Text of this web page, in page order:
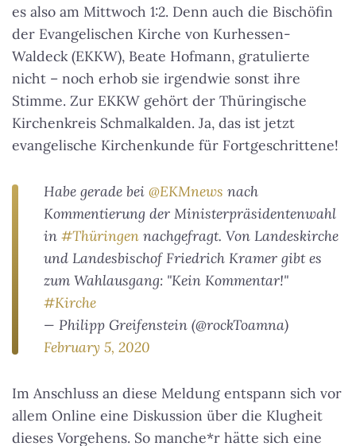
es also am Mittwoch 1:2. Denn auch die Bischöfin
der Evangelischen Kirche von Kurhessen-
Waldeck (EKKW), Beate Hofmann, gratulierte
nicht – noch erhob sie irgendwie sonst ihre
Stimme. Zur EKKW gehört der Thüringische
Kirchenkreis Schmalkalden. Ja, das ist jetzt
evangelische Kirchenkunde für Fortgeschrittene!
Habe gerade bei @EKMnews nach
Kommentierung der Ministerpräsidentenwahl
in #Thüringen nachgefragt. Von Landeskirche
und Landesbischof Friedrich Kramer gibt es
zum Wahlausgang: "Kein Kommentar!"
#Kirche
— Philipp Greifenstein (@rockToamna)
February 5, 2020
Im Anschluss an diese Meldung entspann sich vor
allem Online eine Diskussion über die Klugheit
dieses Vorgehens. So manche*r hätte sich eine